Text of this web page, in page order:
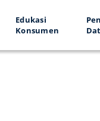
Edukasi
Konsumen